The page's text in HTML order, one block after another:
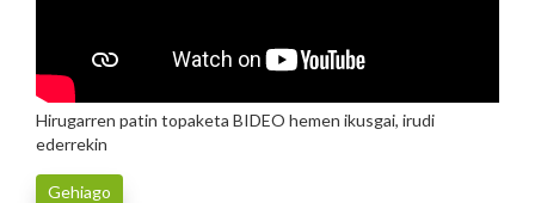
Hirugarren patin topaketa BIDEO hemen ikusgai, irudi
ederrekin
Gehiago